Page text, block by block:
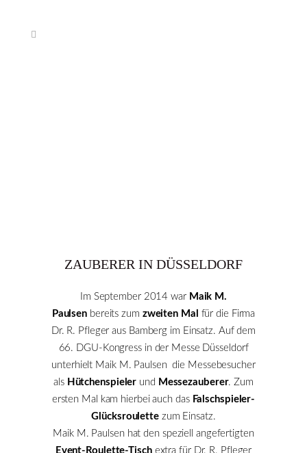
ZAUBERER IN DÜSSELDORF
Im September 2014 war Maik M.
Paulsen bereits zum zweiten Mal für die Firma
Dr. R. Pfleger aus Bamberg im Einsatz. Auf dem
66. DGU-Kongress in der Messe Düsseldorf
unterhielt Maik M. Paulsen die Messebesucher
als Hütchenspieler und Messezauberer. Zum
ersten Mal kam hierbei auch das Falschspieler-
Glücksroulettezum Einsatz.
Maik M. Paulsen hat den speziell angefertigten
Event-Roulette-Tischextra für Dr. R. Pfleger